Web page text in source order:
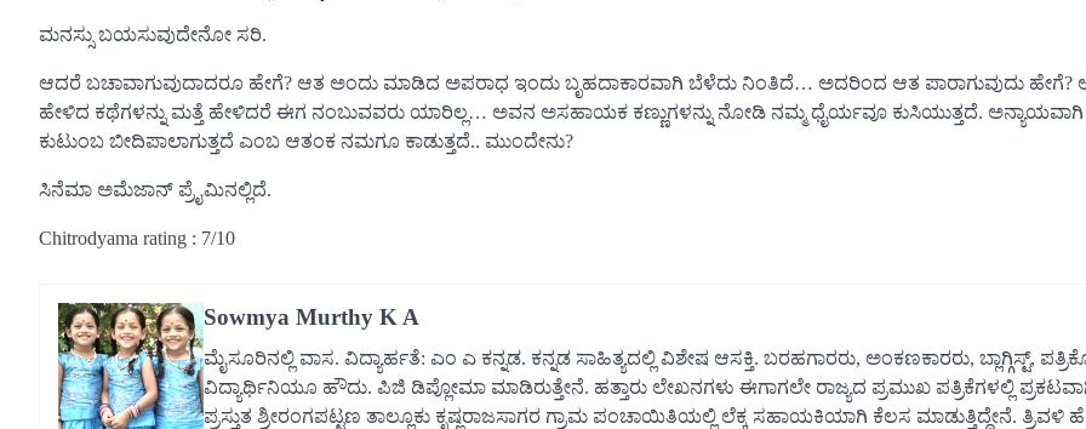
ಮನಸ್ಸು ಬಯಸುವುದೇನೋ ಸರಿ.
ಆದರೆ ಬಚಾವಾಗುವುದಾದರೂ ಹೇಗೆ? ಆತ ಅಂದು ಮಾಡಿದ ಅಪರಾಧ ಇಂದು ಬೃಹದಾಕಾರವಾಗಿ ಬೆಳೆದು ನಿಂತಿದೆ… ಅದರಿಂದ ಆತ ಪಾರಾಗುವುದು ಹೇಗೆ?
ಹೇಳಿದ ಕಥೆಗಳನ್ನು ಮತ್ತೆ ಹೇಳಿದರೆ ಈಗ ನಂಬುವವರು ಯಾರಿಲ್ಲ‌… ಅವನ ಅಸಹಾಯಕ ಕಣ್ಣುಗಳನ್ನು ನೋಡಿ ನಮ್ಮ ಧೈರ್ಯವೂ ಕುಸಿಯುತ್ತದೆ.
ಕುಟುಂಬ ಬೀದಿಪಾಲಾಗುತ್ತದೆ ಎಂಬ ಆತಂಕ ನಮಗೂ ಕಾಡುತ್ತದೆ.. ಮುಂದೇನು?
ಸಿನೆಮಾ ಅಮೆಜಾನ್ ಪ್ರೈಮಿನಲ್ಲಿದೆ.
Chitrodyama rating : 7/10
Sowmya Murthy K A
ಮೈಸೂರಿನಲ್ಲಿ ವಾಸ. ವಿದ್ಯಾರ್ಹತೆ: ಎಂ ಎ ಕನ್ನಡ. ಕನ್ನಡ ಸಾಹಿತ್ಯದಲ್ಲಿ ವಿಶೇಷ ಆಸಕ್ತಿ. ಬರಹಗಾರರು, ಅಂಕಣಕಾರರು, ಬ್ಲಾಗ್ಗಿಸ್ಟ್,
ವಿದ್ಯಾರ್ಥಿನಿಯೂ ಹೌದು. ಪಿಜಿ ಡಿಪ್ಲೋಮಾ ಮಾಡಿರುತ್ತೇನೆ. ಹತ್ತಾರು ಲೇಖನಗಳು ಈಗಾಗಲೇ ರಾಜ್ಯದ ಪ್ರಮುಖ ಪತ್ರಿಕೆಗಳಲ್ಲಿ
ಪ್ರಸ್ತುತ ಶ್ರೀರಂಗಪಟ್ಟಣ ತಾಲ್ಲೂಕು ಕೃಷ್ಣರಾಜಸಾಗರ ಗ್ರಾಮ ಪಂಚಾಯಿತಿಯಲ್ಲಿ ಲೆಕ್ಕ ಸಹಾಯಕಿಯಾಗಿ ಕೆಲಸ ಮಾಡುತ್ತಿದ್ದೇನೆ. ತ್ರಿವಳಿ